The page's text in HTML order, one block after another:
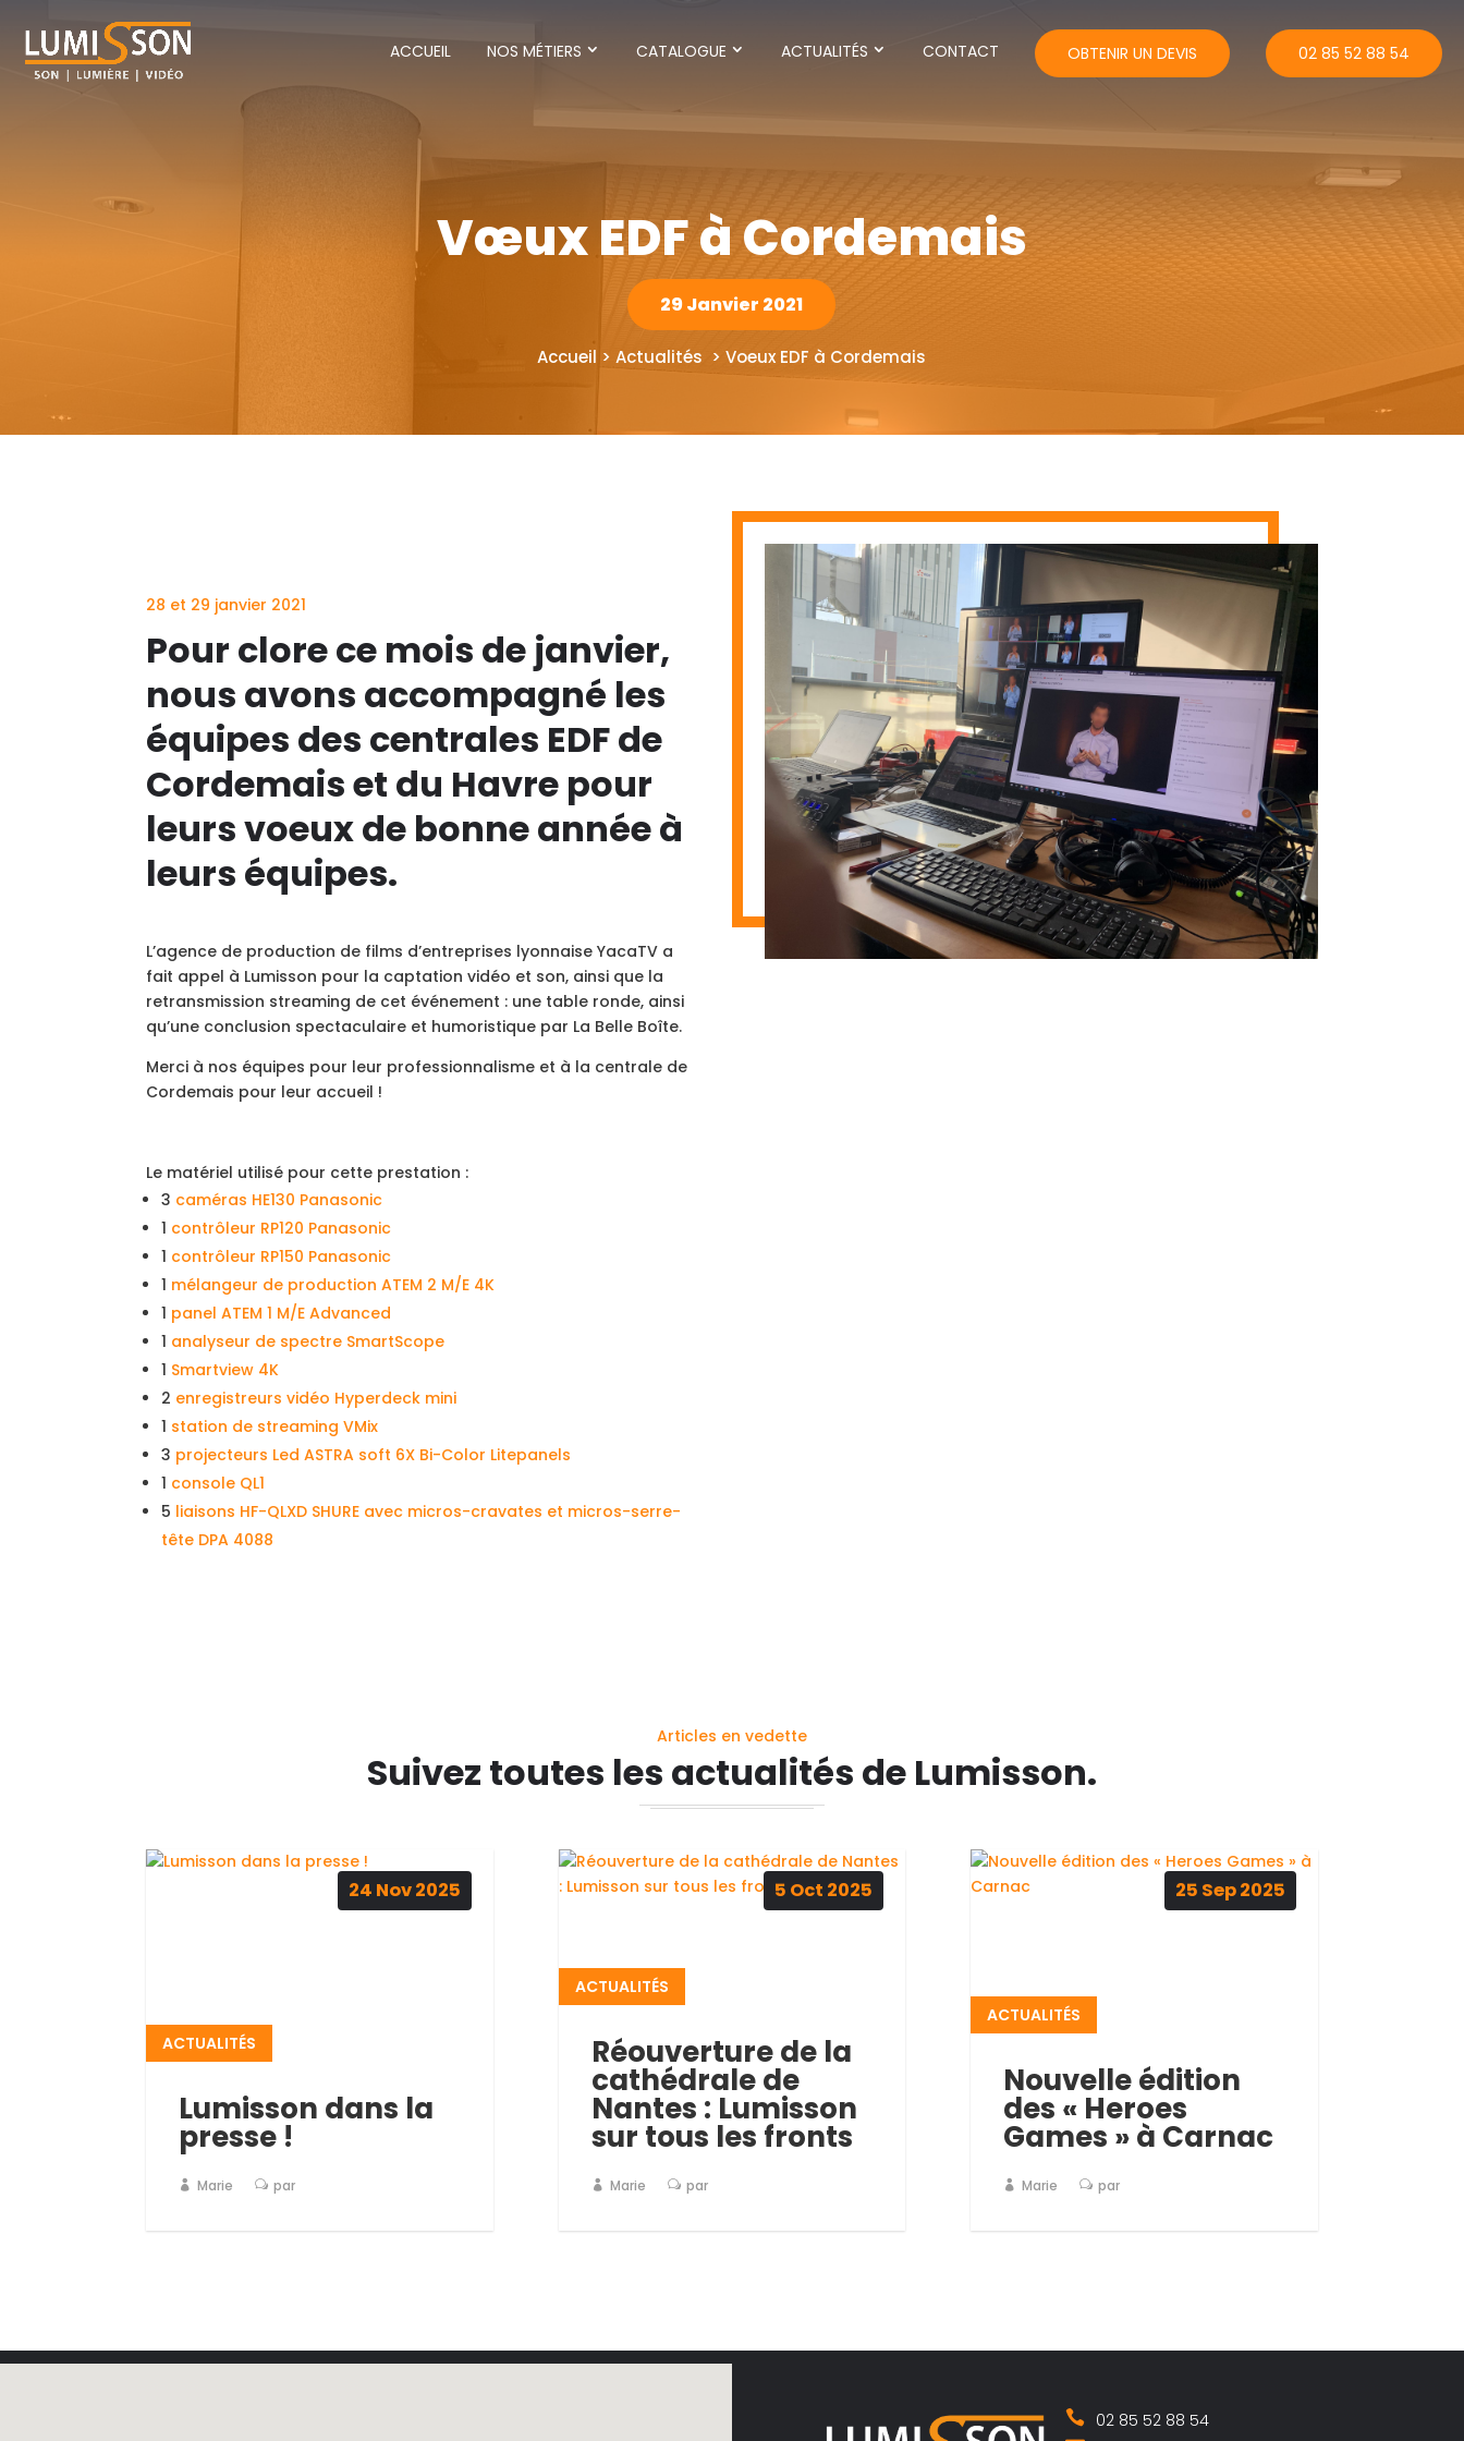
ACCUEIL NOS MÉTIERS CATALOGUE ACTUALITÉS CONTACT OBTENIR UN DEVIS 02 85 52 88 54
Vœux EDF à Cordemais
29 Janvier 2021
Accueil > Actualités > Voeux EDF à Cordemais
28 et 29 janvier 2021
Pour clore ce mois de janvier,
nous avons accompagné les
équipes des centrales EDF de
Cordemais et du Havre pour
leurs voeux de bonne année à
leurs équipes.
L’agence de production de films d’entreprises lyonnaise YacaTV a
fait appel à Lumisson pour la captation vidéo et son, ainsi que la
retransmission streaming de cet événement : une table ronde, ainsi
qu’une conclusion spectaculaire et humoristique par La Belle Boîte.
Merci à nos équipes pour leur professionnalisme et à la centrale de
Cordemais pour leur accueil !
Le matériel utilisé pour cette prestation :
3 caméras HE130 Panasonic
1 contrôleur RP120 Panasonic
1 contrôleur RP150 Panasonic
1 mélangeur de production ATEM 2 M/E 4K
1 panel ATEM 1 M/E Advanced
1 analyseur de spectre SmartScope
1 Smartview 4K
2 enregistreurs vidéo Hyperdeck mini
1 station de streaming VMix
3 projecteurs Led ASTRA soft 6X Bi-Color Litepanels
1 console QL1
5 liaisons HF-QLXD SHURE avec micros-cravates et micros-serre-
tête DPA 4088
Articles en vedette
Suivez toutes les actualités de Lumisson.
Lumisson dans la
presse !
ACTUALITÉS
Marie par
24 Nov2025
Réouverture de la
cathédrale de
Nantes : Lumisson
sur tous les fronts
ACTUALITÉS
Marie par
5 Oct 2025
Nouvelle édition
des « Heroes
Games » à Carnac
ACTUALITÉS
Marie par
25 Sep2025
02 85 52 88 54